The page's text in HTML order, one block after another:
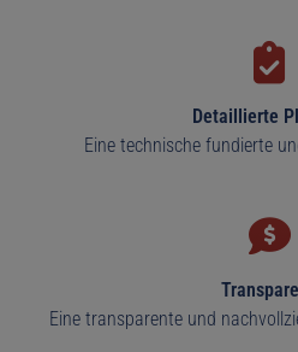
Detaillierte
Eine technische fundierte
Eine transparente und